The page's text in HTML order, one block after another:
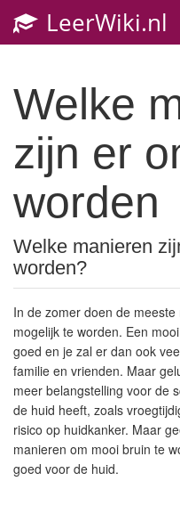
LeerWiki.nl
Welke
zijn er
worden
Welke manieren
worden?
In de zomer doen de
mogelijk te worden. Een
goed en je zal er dan ook
familie en vrienden. Maar
meer belangstelling voor de
de huid heeft, zoals
risico op huidkanker. Maar
manieren om mooi bruin te
goed voor de huid.